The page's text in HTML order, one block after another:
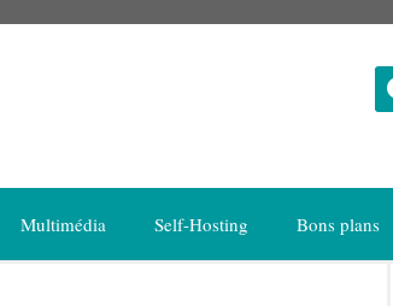
Multimédia Self-Hosting Bons plans